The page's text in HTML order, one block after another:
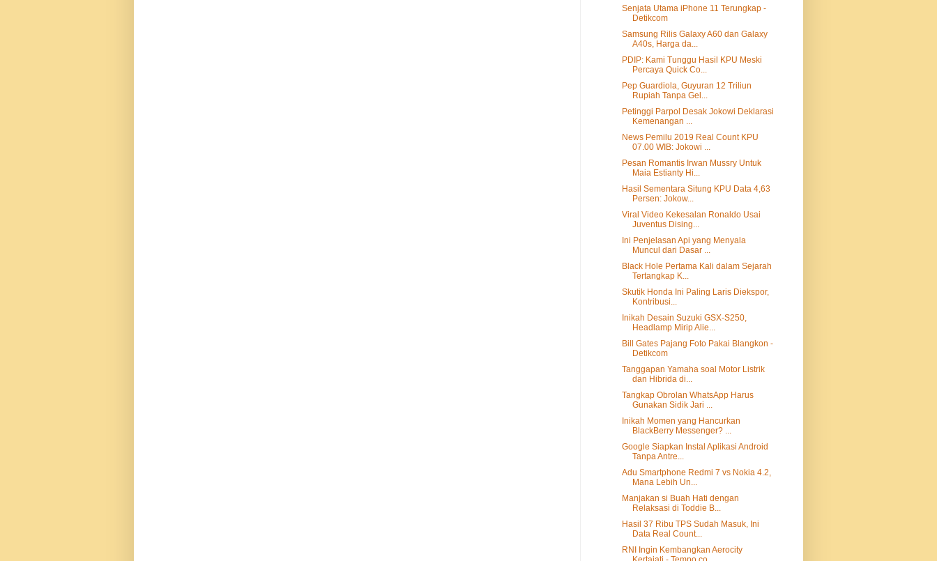
Senjata Utama iPhone 11 Terungkap -
Detikcom
Samsung Rilis Galaxy A60 dan Galaxy
A40s, Harga da...
PDIP: Kami Tunggu Hasil KPU Meski
Percaya Quick Co...
Pep Guardiola, Guyuran 12 Triliun
Rupiah Tanpa Gel...
Petinggi Parpol Desak Jokowi Deklarasi
Kemenangan ...
News Pemilu 2019 Real Count KPU
07.00 WIB: Jokowi ...
Pesan Romantis Irwan Mussry Untuk
Maia Estianty Hi...
Hasil Sementara Situng KPU Data 4,63
Persen: Jokow...
Viral Video Kekesalan Ronaldo Usai
Juventus Dising...
Ini Penjelasan Api yang Menyala
Muncul dari Dasar ...
Black Hole Pertama Kali dalam Sejarah
Tertangkap K...
Skutik Honda Ini Paling Laris Diekspor,
Kontribusi...
Inikah Desain Suzuki GSX-S250,
Headlamp Mirip Alie...
Bill Gates Pajang Foto Pakai Blangkon -
Detikcom
Tanggapan Yamaha soal Motor Listrik
dan Hibrida di...
Tangkap Obrolan WhatsApp Harus
Gunakan Sidik Jari ...
Inikah Momen yang Hancurkan
BlackBerry Messenger? ...
Google Siapkan Instal Aplikasi Android
Tanpa Antre...
Adu Smartphone Redmi 7 vs Nokia 4.2,
Mana Lebih Un...
Manjakan si Buah Hati dengan
Relaksasi di Toddie B...
Hasil 37 Ribu TPS Sudah Masuk, Ini
Data Real Count...
RNI Ingin Kembangkan Aerocity